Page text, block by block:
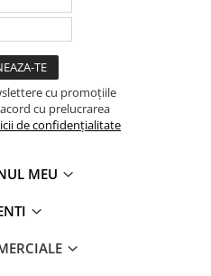
cu promoțiile
cu prelucrarea
de confidențialitate
MEU